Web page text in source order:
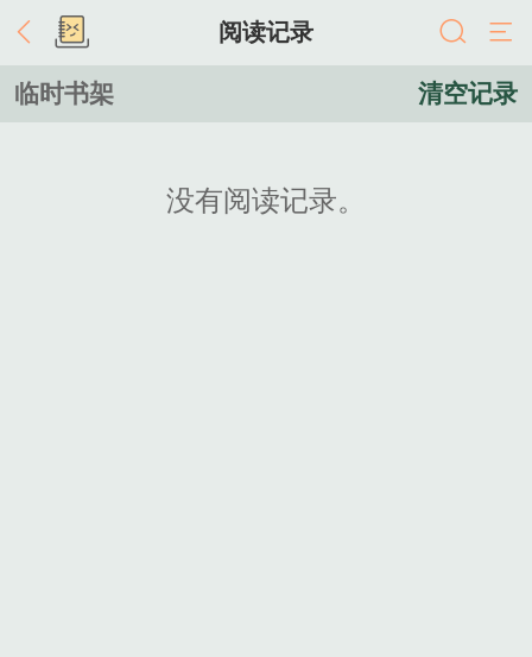
阅读记录
临时书架 清空记录
没有阅读记录。